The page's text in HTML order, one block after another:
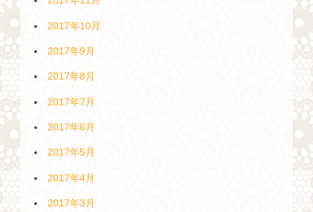
2017年10月
2017年9月
2017年8月
2017年7月
2017年6月
2017年5月
2017年4月
2017年3月